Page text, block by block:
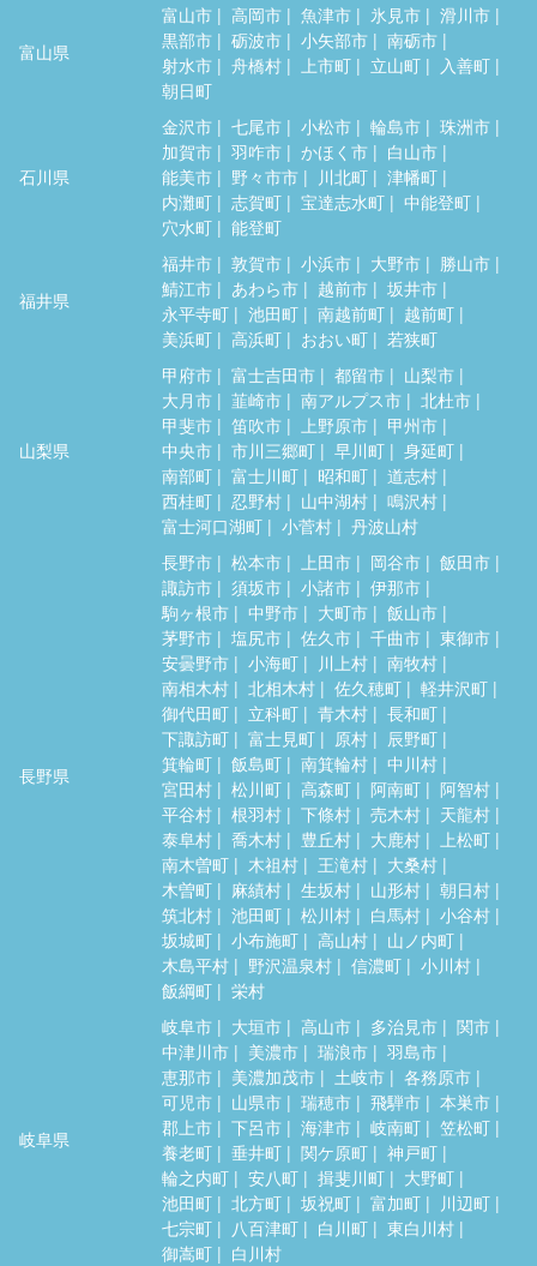
富山県
富山市 高岡市 魚津市 氷見市
滑川市
黒部市
砺波市 小矢部市
南砺市
射水市
舟橋村 上市町 立山町
入善町
朝日町
石川県
金沢市 七尾市 小松市 輪島市
珠洲市
加賀市
羽咋市 かほく市
白山市
能美市
野々市市 川北町
津幡町
内灘町
志賀町 宝達志水町
中能登町
穴水町
能登町
福井県
福井市 敦賀市 小浜市 大野市
勝山市
鯖江市
あわら市 越前市
坂井市
永平寺町
池田町 南越前町
越前町
美浜町
高浜町 おおい町 若狭町
山梨県
甲府市 富士吉田市 都留市
山梨市
大月市
韮崎市 南アルプス市
北杜市
甲斐市
笛吹市 上野原市
甲州市
中央市
市川三郷町 早川町
身延町
南部町
富士川町 昭和町
道志村
西桂町
忍野村 山中湖村
鳴沢村
富士河口湖町
小菅村 丹波山村
長野県
長野市 松本市 上田市 岡谷市
飯田市
諏訪市
須坂市 小諸市
伊那市
駒ヶ根市
中野市 大町市
飯山市
茅野市
塩尻市 佐久市 千曲市
東御市
安曇野市
小海町 川上村
南牧村
南相木村
北相木村 佐久穂町
軽井沢町
御代田町
立科町 青木村
長和町
下諏訪町
富士見町 原村
辰野町
箕輪町
飯島町 南箕輪村
中川村
宮田村
松川町 高森町 阿南町
阿智村
平谷村
根羽村 下條村 売木村
天龍村
泰阜村
喬木村 豊丘村 大鹿村
上松町
南木曽町
木祖村 王滝村
大桑村
木曽町
麻績村 生坂村 山形村
朝日村
筑北村
池田町 松川村 白馬村
小谷村
坂城町
小布施町 高山村
山ノ内町
木島平村
野沢温泉村 信濃町
小川村
飯綱町
栄村
岐阜県
岐阜市 大垣市 高山市 多治見市
関市
中津川市
美濃市 瑞浪市
羽島市
恵那市
美濃加茂市 土岐市
各務原市
可児市
山県市 瑞穂市 飛騨市
本巣市
郡上市
下呂市 海津市 岐南町
笠松町
養老町
垂井町 関ケ原町
神戸町
輪之内町
安八町 揖斐川町
大野町
池田町
北方町 坂祝町 富加町
川辺町
七宗町
八百津町 白川町
東白川村
御嵩町
白川村